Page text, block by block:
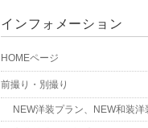
インフォメーション
HOMEページ
前撮り・別撮り
NEW洋装プラン、NEW和装洋